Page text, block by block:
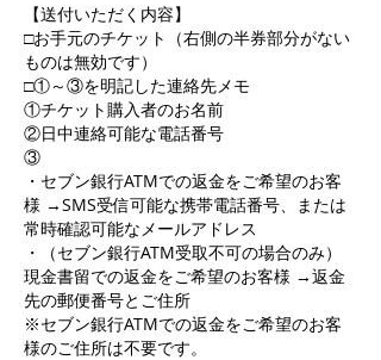
【送付いただく内容】
□お手元のチケット（右側の半券部分がない
ものは無効です）
□①～③を明記した連絡先メモ
①チケット購入者のお名前
②日中連絡可能な電話番号
③
・セブン銀行ATMでの返金をご希望のお客
様 →SMS受信可能な携帯電話番号、または
常時確認可能なメールアドレス
・（セブン銀行ATM受取不可の場合のみ）
現金書留での返金をご希望のお客様 →返金
先の郵便番号とご住所
※セブン銀行ATMでの返金をご希望のお客
様のご住所は不要です。